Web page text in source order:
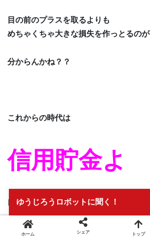
目の前のプラスを取るよりも
めちゃくちゃ大きな損失を作っとるのが
分からんかね？？
これからの時代は
信用貯金よ
自分の言動に
みんなから信用をしてもらって
ホーム シェア トップ
ゆうじろうロボットに聞く！